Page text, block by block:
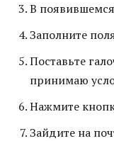
В
Заполните
Поставьте
принимаю
Нажмите
Зайдите на